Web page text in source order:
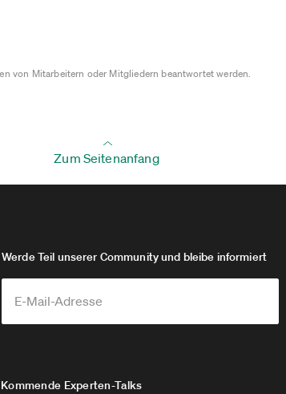
von Mitarbeitern oder Mitgliedern beantwortet werden.
Zum Seitenanfang
Werde Teil unserer Community und bleibe informiert
Kommende Experten-Talks